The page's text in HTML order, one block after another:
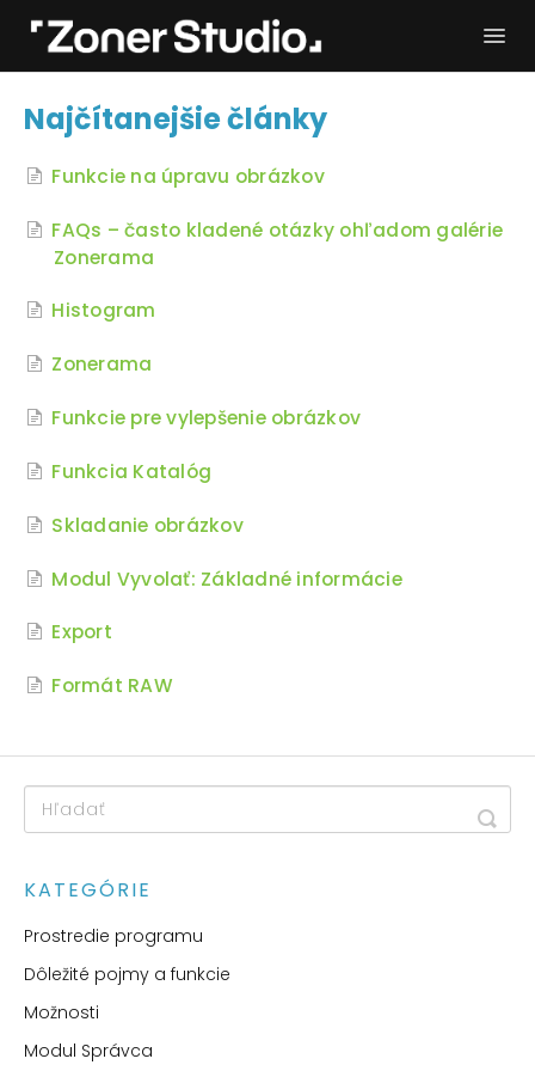
Najčítanejšie články
Funkcie na úpravu obrázkov
FAQs – často kladené otázky ohľadom galérie
Zonerama
Histogram
Zonerama
Funkcie pre vylepšenie obrázkov
Funkcia Katalóg
Skladanie obrázkov
Modul Vyvolať: Základné informácie
Export
Formát RAW
KATEGÓRIE
Prostredie programu
Dôležité pojmy a funkcie
Možnosti
Modul Správca